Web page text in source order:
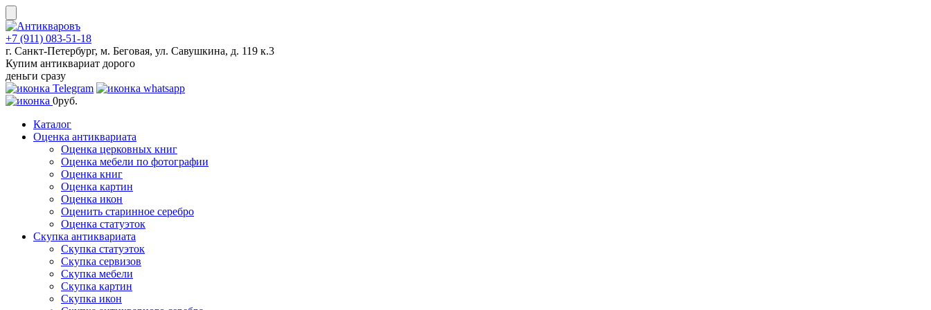
Skip
to
content
+7 (911) 083-51-18
г. Санкт-Петербург, м. Беговая, ул. Савушкина, д. 119 к.3
Купим антиквариат дорого
деньги сразу
0руб.
Каталог
Оценка антиквариата
Оценка церковных книг
Оценка мебели по фотографии
Оценка книг
Оценка картин
Оценка икон
Оценить старинное серебро
Оценка статуэток
Скупка антиквариата
Скупка статуэток
Скупка сервизов
Скупка мебели
Скупка картин
Скупка икон